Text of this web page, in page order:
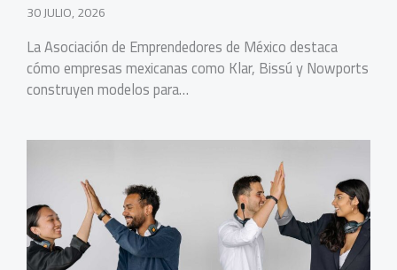
30 JULIO, 2026
La Asociación de Emprendedores de México destaca
cómo empresas mexicanas como Klar, Bissú y Nowports
construyen modelos para…